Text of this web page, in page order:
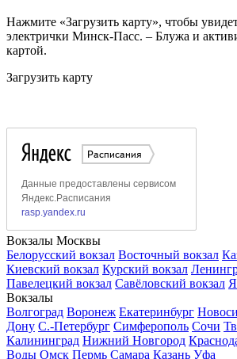
Нажмите «Загрузить карту», чтобы
электрички Минск-Пасс. – Блужа и
картой.
Загрузить карту
Вокзалы Москвы
Белорусский вокзал Восточный вокзал
Киевский вокзал Курский вокзал
Павелецкий вокзал Савёловский вокзал
Вокзалы
Волгоград Воронеж Екатеринбург
Дону С.-Петербург Симферополь Сочи
Калининград Нижний Новгород
Воды Омск Пермь Самара Казань Уфа